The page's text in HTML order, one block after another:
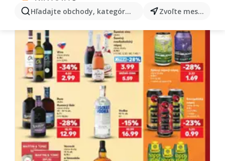
Hľadajte obchody, kategórie, produkty... Zvoľte mesto